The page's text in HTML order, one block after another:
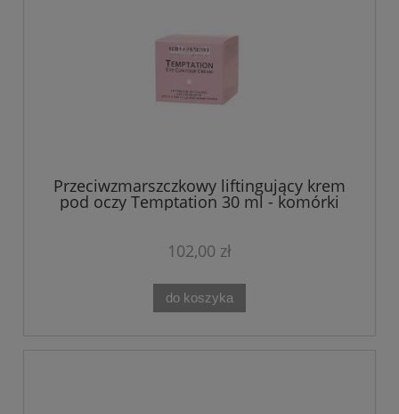
Przeciwzmarszczkowy liftingujący krem
pod oczy Temptation 30 ml - komórki
macierzyste, jad węża
102,00 zł
do koszyka